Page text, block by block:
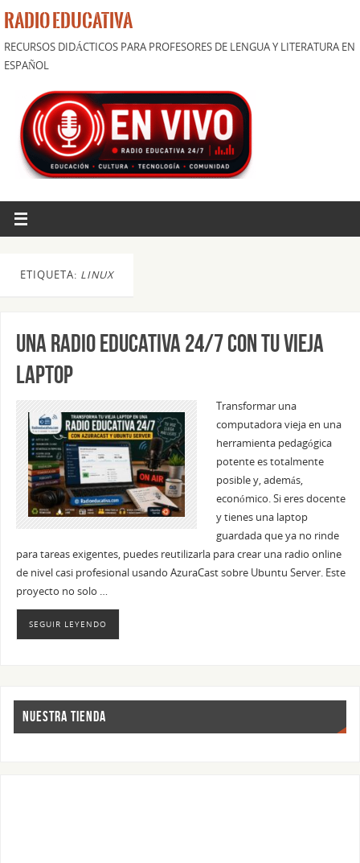
RADIO EDUCATIVA
RECURSOS DIDÁCTICOS PARA PROFESORES DE LENGUA Y LITERATURA EN
ESPAÑOL
ETIQUETA: LINUX
Una radio educativa 24/7 con tu vieja
laptop
Transformar una
computadora vieja en una
herramienta pedagógica
potente es totalmente
posible y, además,
económico. Si eres docente
y tienes una laptop
guardada que ya no rinde
para tareas exigentes, puedes reutilizarla para crear una radio online
de nivel casi profesional usando AzuraCast sobre Ubuntu Server. Este
proyecto no solo …
SEGUIR LEYENDO
NUESTRA TIENDA